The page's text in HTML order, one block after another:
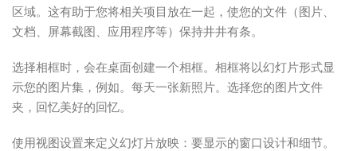
区域。这有助于您将相关项目放在一起，使您的文件（图片、
文档、屏幕截图、应用程序等）保持井井有条。
选择相框时，会在桌面创建一个相框。相框将以幻灯片形式显
示您的图片集，例如。每天一张新照片。选择您的图片文件
夹，回忆美好的回忆。
使用视图设置来定义幻灯片放映：要显示的窗口设计和细节。